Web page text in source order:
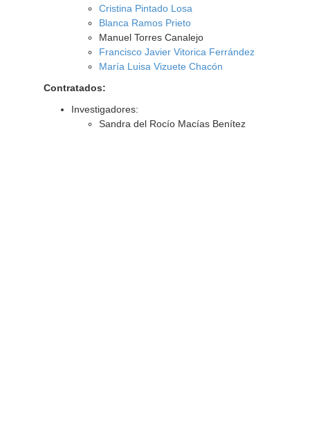
Cristina Pintado Losa
Blanca Ramos Prieto
Manuel Torres Canalejo
Francisco Javier Vitorica Ferrández
María Luisa Vizuete Chacón
Contratados:
Investigadores:
Sandra del Rocío Macías Benítez